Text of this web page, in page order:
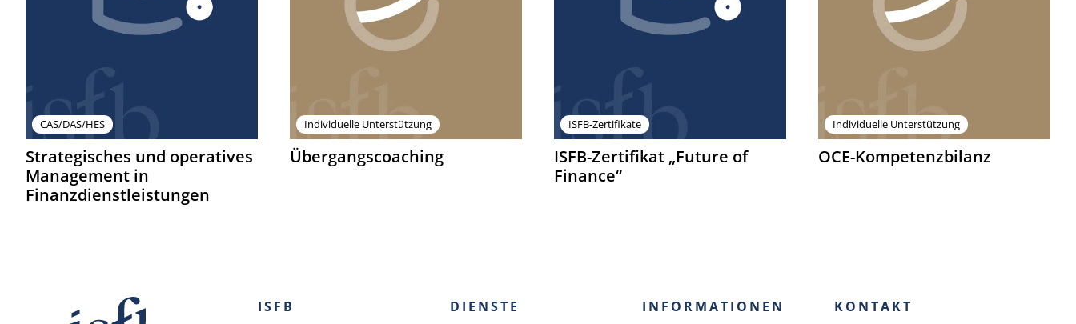
CAS/DAS/HES
Strategisches und operatives
Management in
Finanzdienstleistungen
Individuelle Unterstützung
Übergangscoaching
ISFB-Zertifikate
ISFB-Zertifikat „Future of
Finance“
Individuelle Unterstützung
OCE-Kompetenzbilanz
ISFB DIENSTE INFORMATIONEN KONTAKT